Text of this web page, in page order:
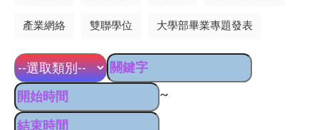
產業網絡 雙聯學位 大學部畢業專題發表
~